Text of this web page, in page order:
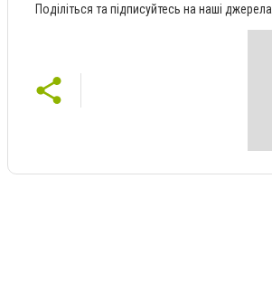
Поділіться та підписуйтесь на наші джерела